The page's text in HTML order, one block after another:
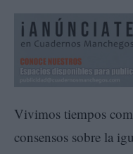
Vivimos tiempos
consensos sobre la